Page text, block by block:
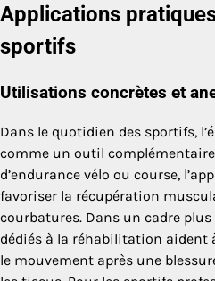
Applications
sportifs
Utilisations concrètes et
Dans le quotidien des sportifs,
comme un outil complémentaire
d’endurance vélo ou course,
favoriser la récupération
courbatures. Dans un cadre
dédiés à la réhabilitation aident
le mouvement après une